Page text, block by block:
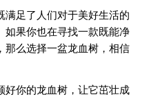
满足了人们对于美好生活的
如果你也在寻找一款既能净
那么选择一盆龙血树，相信
好你的龙血树，让它茁壮成